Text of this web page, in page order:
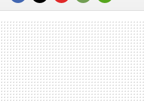
FACEBOOK
TWITTERFLIPBOARD
E-
MAIL
WHATSAPP